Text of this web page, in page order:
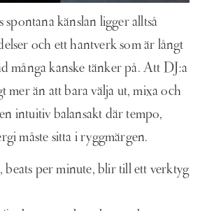
spontana känslan ligger alltså
och ett hantverk som är långt
många kanske tänker på. Att DJ:a
mer än att bara välja ut, mixa och
intuitiv balansakt där tempo,
måste sitta i ryggmärgen.
per minute, blir till ett verktyg